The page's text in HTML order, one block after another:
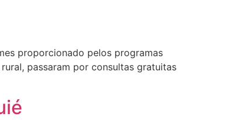
proporcionado pelos programas
passaram por consultas gratuitas